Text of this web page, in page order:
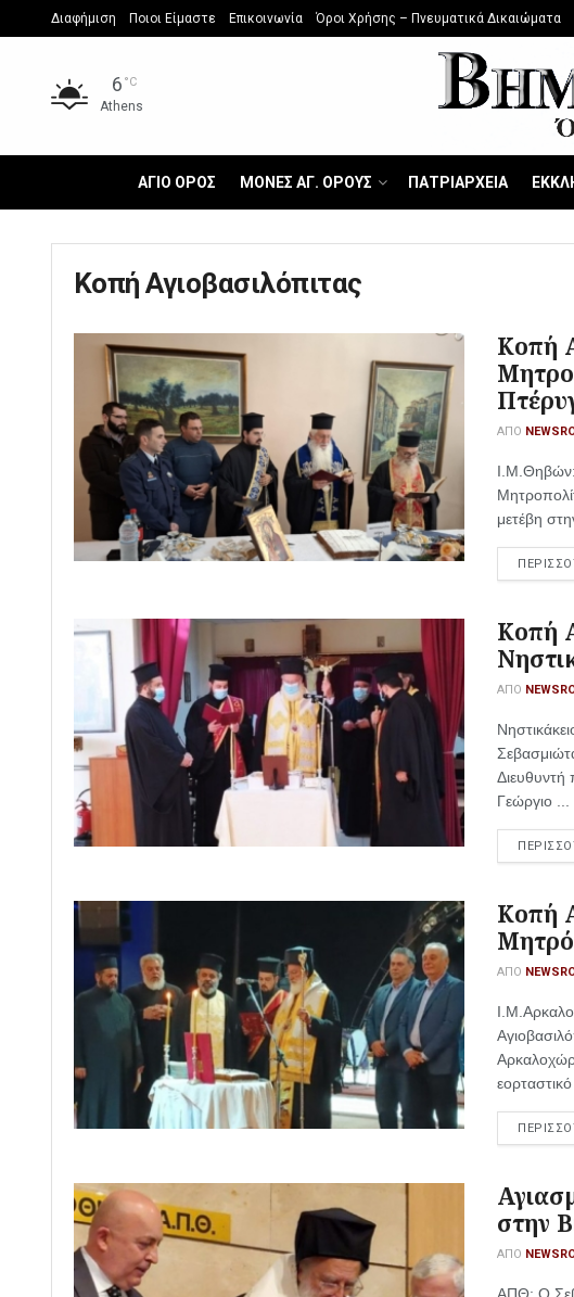
Διαφήμιση Ποιοι Είμαστε Επικοινωνία Όροι Χρήσης – Πνευματικά Δικαιώματα
6 °C
Athens
ΑΓΙΟ ΟΡΟΣ ΜΟΝΕΣ ΑΓ. ΟΡΟΥΣ ΠΑΤΡΙΑΡΧΕΙΑ
Κοπή Αγιοβασιλόπιτας
Κοπή
ΑΠΌ
Ι.Μ.Θηβών:
μετέβη
Κοπή
ΑΠΌ
Διευθυντή
Γεώργιο ...
Κοπή
ΑΠΌ
εορταστικό
στην
ΑΠΌ